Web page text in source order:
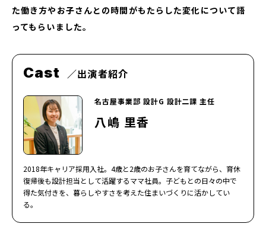
た働き方やお子さんとの時間がもたらした変化について語
ってもらいました。
Cast 出演者紹介
名古屋事業部 設計G 設計二課 主任
八嶋 里香
2018年キャリア採用入社。4歳と2歳のお子さんを育てながら、育休
復帰後も設計担当として活躍するママ社員。子どもとの日々の中で
得た気付きを、暮らしやすさを考えた住まいづくりに活かしてい
る。